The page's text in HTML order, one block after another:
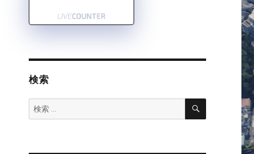
検索
検
索:
検